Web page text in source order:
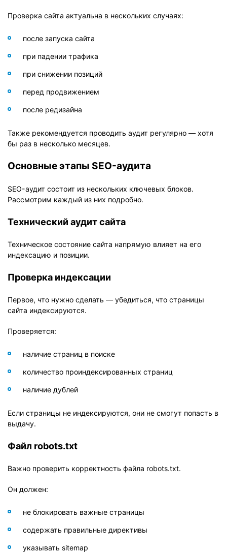
Как оформить результаты аудита
Проверка сайта актуальна в нескольких случаях:
после запуска сайта
при падении трафика
при снижении позиций
перед продвижением
после редизайна
Также рекомендуется проводить аудит регулярно — хотя
бы раз в несколько месяцев.
Основные этапы SEO-аудита
SEO-аудит состоит из нескольких ключевых блоков.
Рассмотрим каждый из них подробно.
Технический аудит сайта
Техническое состояние сайта напрямую влияет на его
индексацию и позиции.
Проверка индексации
Первое, что нужно сделать — убедиться, что страницы
сайта индексируются.
Проверяется:
наличие страниц в поиске
количество проиндексированных страниц
наличие дублей
Если страницы не индексируются, они не смогут попасть в
выдачу.
Файл robots.txt
Важно проверить корректность файла robots.txt.
Он должен:
не блокировать важные страницы
содержать правильные директивы
указывать sitemap